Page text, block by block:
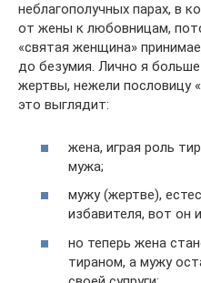
неблагополучных парах, в
от жены к любовницам,
«святая женщина»
до безумия. Лично я
жертвы, нежели пословицу
это выглядит:
жена, играя роль
мужа;
мужу (жертве),
избавителя, вот он
но теперь жена
тираном, а мужу